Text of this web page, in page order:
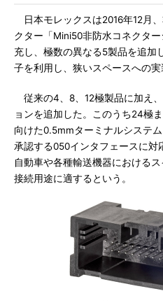
日本モレックスは2016年12月
クター「Mini50非防水コネクタ
充し、極数の異なる5製品を追加
子を利用し、狭いスペースへの実
従来の4、8、12極製品に加え
ョンを追加した。このうち24極
向けた0.5mmターミナルシステ
承認する050インタフェースに対
自動車や各種輸送機器における
接続用途に適するという。